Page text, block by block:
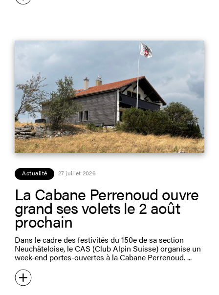
Actualité 27 juillet 2026
La Cabane Perrenoud ouvre
grand ses volets le 2 août
prochain
Dans le cadre des festivités du 150e de sa section
Neuchâteloise, le CAS (Club Alpin Suisse) organise un
week-end portes-ouvertes à la Cabane Perrenoud.